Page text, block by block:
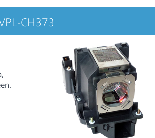
CH373